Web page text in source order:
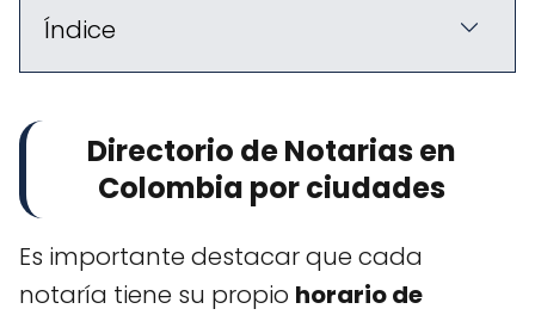
Índice
Directorio de Notarias en
Colombia por ciudades
Es importante destacar que cada
notaría tiene su propio horario de